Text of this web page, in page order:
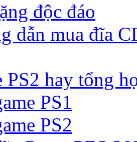
độc đáo
dẫn mua đĩa
PS2 hay tổng
PS1
PS2